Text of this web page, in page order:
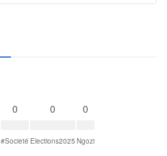
0
#Societé
0
Elections2025
0
Ngozi